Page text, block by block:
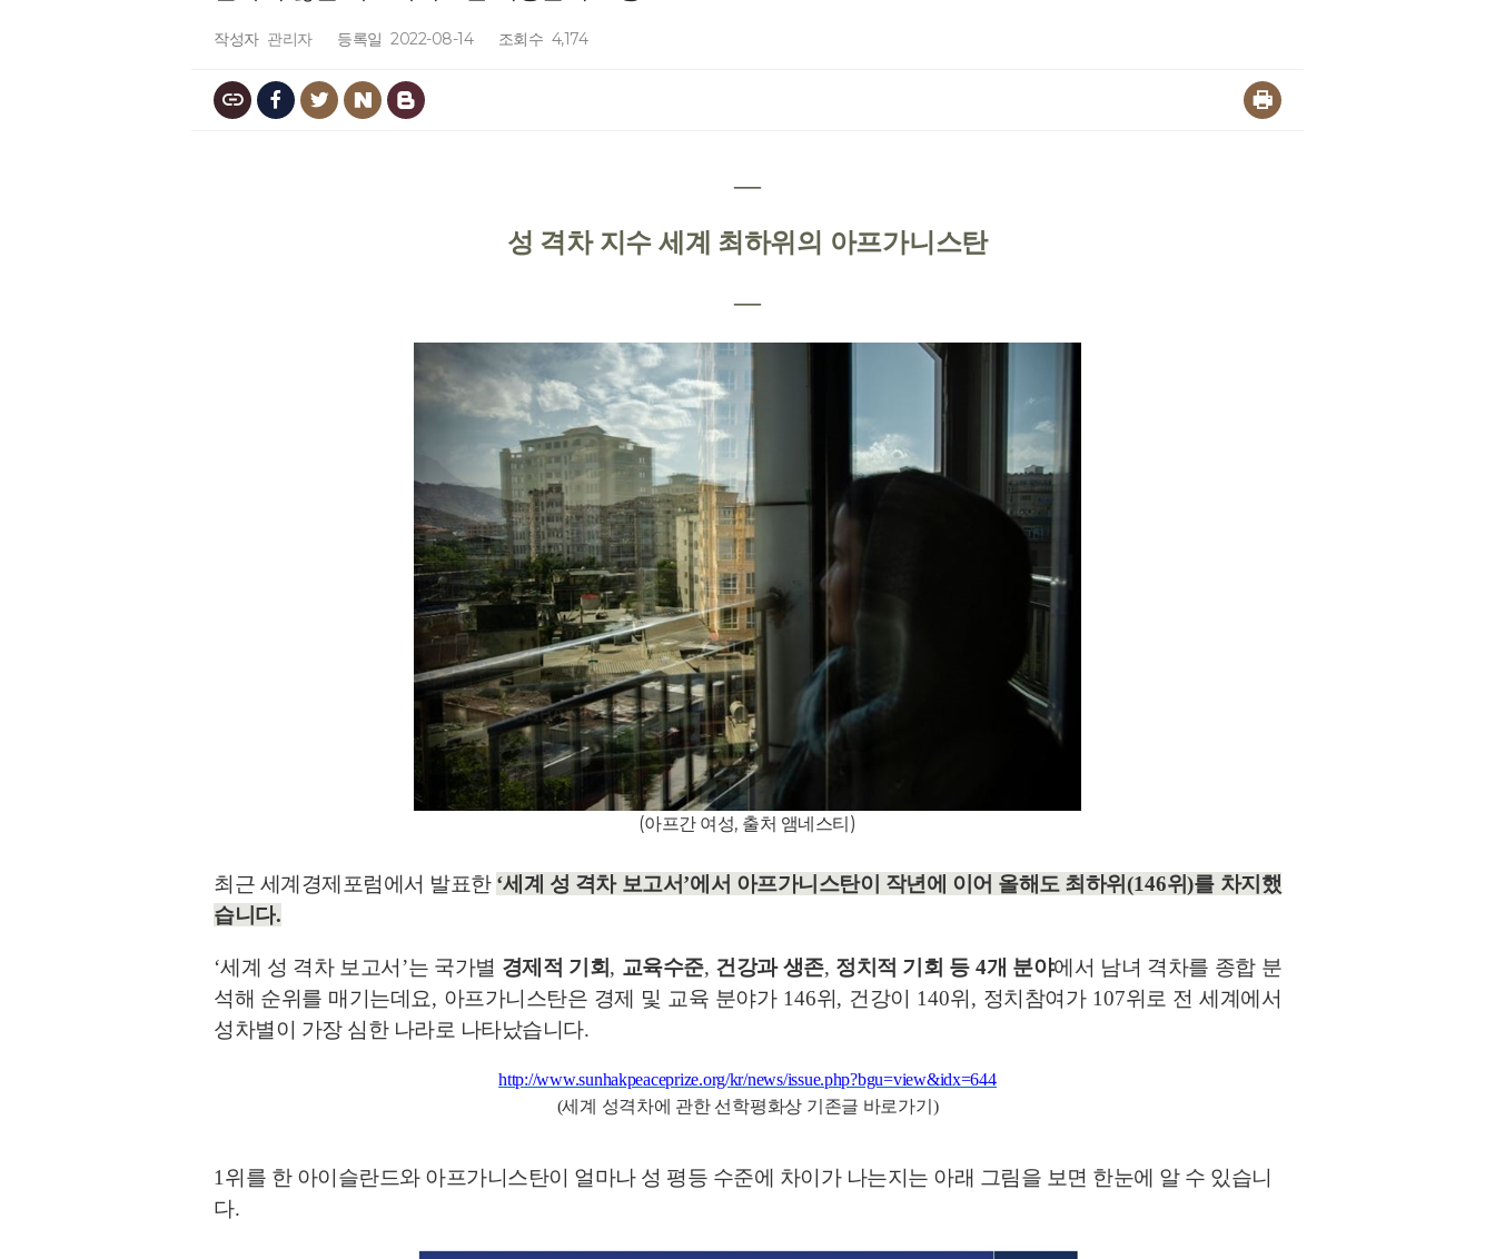
작성자 관리자 등록일 2022-08-14 조회수 4,174
―
성 격차 지수 세계 최하위의 아프가니스탄
―
(아프간 여성, 출처 앰네스티)
최근 세계경제포럼에서 발표한 ‘세계 성 격차 보고서’에서 아프가니스탄이 작년에 이어 올해도 최하위(146위)를 차지했
습니다.
‘세계 성 격차 보고서’는 국가별 경제적 기회, 교육수준, 건강과 생존, 정치적 기회 등 4개 분야에서 남녀 격차를 종합 분
석해 순위를 매기는데요, 아프가니스탄은 경제 및 교육 분야가 146위, 건강이 140위, 정치참여가 107위로 전 세계에서
성차별이 가장 심한 나라로 나타났습니다.
http://www.sunhakpeaceprize.org/kr/news/issue.php?bgu=view&idx=644
(세계 성격차에 관한 선학평화상 기존글 바로가기 )
1 위를 한 아이슬란드와 아프가니스탄이 얼마나 성 평등 수준에 차이가 나는지는 아래 그림을 보면 한눈에 알 수 있습니
다.